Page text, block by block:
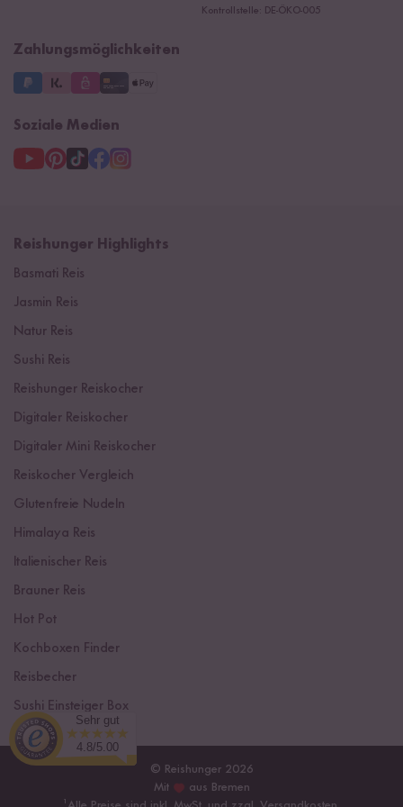
Kontrollstelle: DE-ÖKO-005
Zahlungsmöglichkeiten
Soziale Medien
Reishunger Highlights
Basmati Reis
Jasmin Reis
Natur Reis
Sushi Reis
Reishunger Reiskocher
Digitaler Reiskocher
Digitaler Mini Reiskocher
Reiskocher Vergleich
Glutenfreie Nudeln
Himalaya Reis
Italienischer Reis
Brauner Reis
Hot Pot
Kochboxen Finder
Reisbecher
Sushi Einsteiger Box
© Reishunger 2026
Mit
aus Bremen
¹
Sehr gut
4.8/5.00